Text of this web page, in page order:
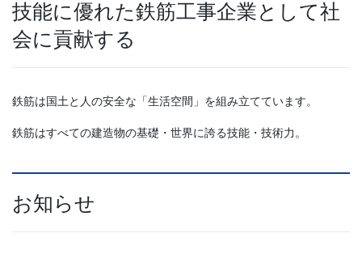
技能に優れた鉄筋工事企業として社
会に貢献する
鉄筋は国土と人の安全な「生活空間」を組み立てています。
鉄筋はすべての建造物の基礎・世界に誇る技能・技術力。
お知らせ